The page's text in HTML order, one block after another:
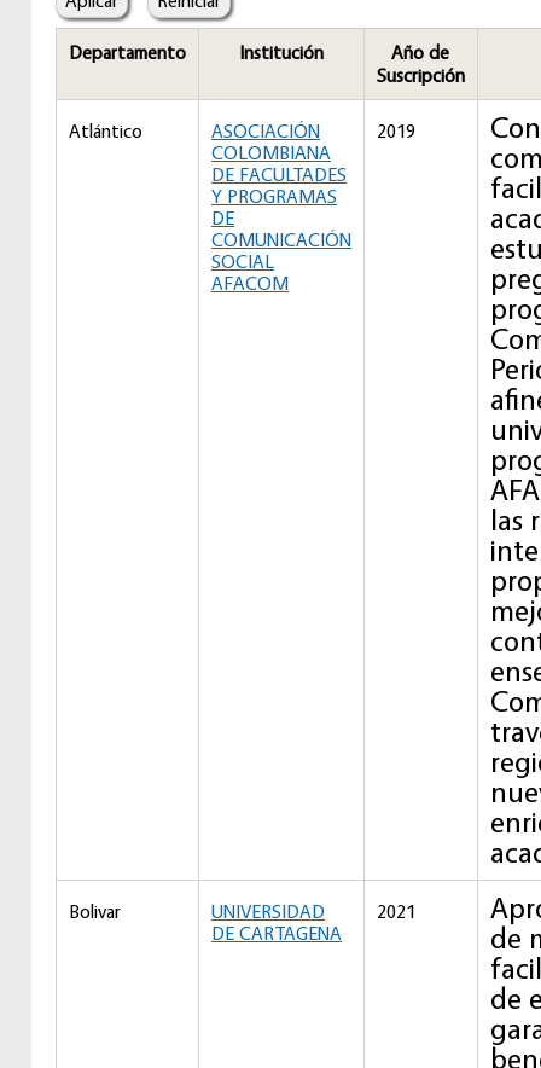
Departamento Institución
Año de
Suscripción
Atlántico
ASOCIACIÓN
COLOMBIANA
DE FACULTADES
Y PROGRAMAS
DE
COMUNICACIÓN
SOCIAL
AFACOM
2019
las
Bolivar
UNIVERSIDAD
DE CARTAGENA
2021
de
de